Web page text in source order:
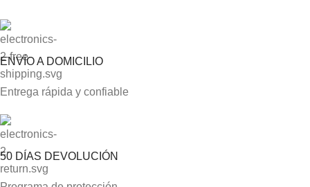
ENVÍO A DOMICILIO
Entrega rápida y confiable
50 DÍAS DEVOLUCIÓN